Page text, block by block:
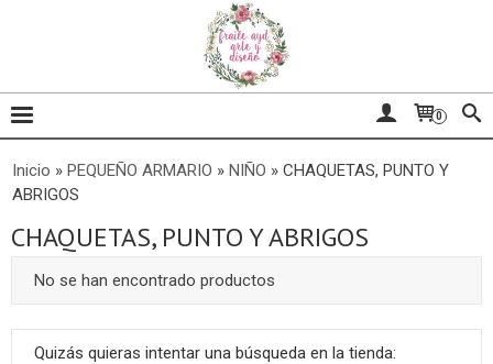
0
Inicio » PEQUEÑO ARMARIO » NIÑO » CHAQUETAS, PUNTO Y
ABRIGOS
CHAQUETAS, PUNTO Y ABRIGOS
No se han encontrado productos
Quizás quieras intentar una búsqueda en la tienda: